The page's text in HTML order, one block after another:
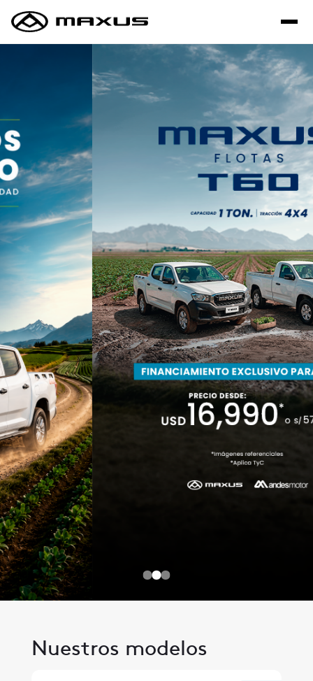
Saltar al contenido principal
Nuestros modelos